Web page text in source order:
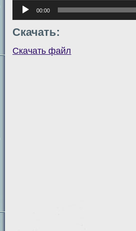
Аудиоплеер
00:00
Скачать:
Скачать файл